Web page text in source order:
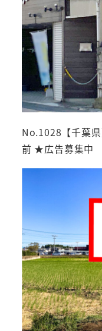
No.1028【千葉
前 ★広告募集中